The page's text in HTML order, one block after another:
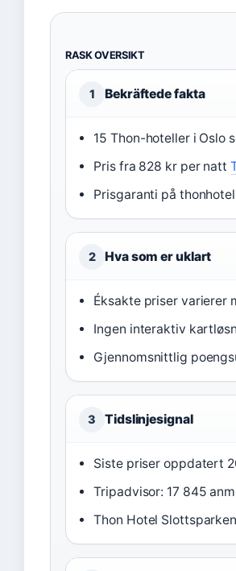
RASK OVERSIKT
1 Bekräftede fakta
15 Thon-hoteller i Oslo
Pris fra 828 kr per natt
Prisgaranti på
2 Hva som er uklart
Éksakte priser varierer
Ingen interaktiv
Gjennomsnittlig
3 Tidslinjesignal
Siste priser oppdatert
Tripadvisor: 17 845
Thon Hotel